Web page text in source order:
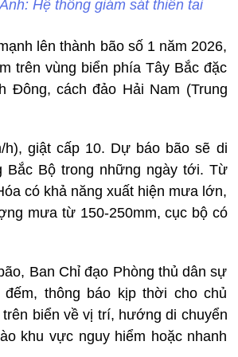
Hệ thống giám sát thiên tai
lên thành bão số 1 năm 2026,
trên vùng biển phía Tây Bắc đặc
Đông, cách đảo Hải Nam (Trung
giật cấp 10. Dự báo bão sẽ di
Bộ trong những ngày tới. Từ
có khả năng xuất hiện mưa lớn,
mưa từ 150-250mm, cục bộ có
Ban Chỉ đạo Phòng thủ dân sự
thông báo kịp thời cho chủ
biển về vị trí, hướng di chuyển
khu vực nguy hiểm hoặc nhanh